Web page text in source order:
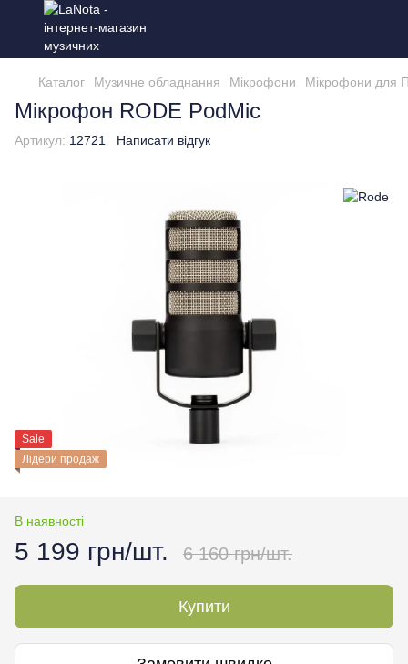
Каталог Музичне обладнання Мікрофони Мікрофони для
Мікрофон RODE PodMic
Артикул: 12721 Написати відгук
Sale
Лідери продаж
В наявності
5 199 грн/шт. 6 160 грн/шт.
Купити